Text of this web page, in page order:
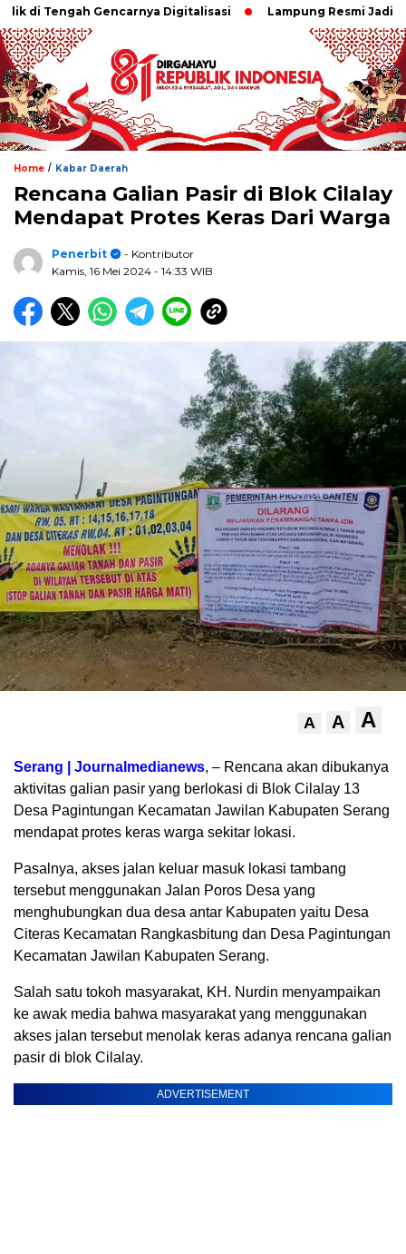
Tengah Gencarnya Digitalisasi Lampung Resmi Jadi Tuan
Home / Kabar Daerah
Rencana Galian Pasir di Blok Cilalay
Mendapat Protes Keras Dari Warga
Penerbit
- Kontributor
Kamis, 16 Mei 2024 - 14:33 WIB
A A A
Serang | Journalmedianews, – Rencana akan dibukanya
aktivitas galian pasir yang berlokasi di Blok Cilalay 13
Desa Pagintungan Kecamatan Jawilan Kabupaten Serang
mendapat protes keras warga sekitar lokasi.
Pasalnya, akses jalan keluar masuk lokasi tambang
tersebut menggunakan Jalan Poros Desa yang
menghubungkan dua desa antar Kabupaten yaitu Desa
Citeras Kecamatan Rangkasbitung dan Desa Pagintungan
Kecamatan Jawilan Kabupaten Serang.
Salah satu tokoh masyarakat, KH. Nurdin menyampaikan
ke awak media bahwa masyarakat yang menggunakan
akses jalan tersebut menolak keras adanya rencana galian
pasir di blok Cilalay.
ADVERTISEMENT